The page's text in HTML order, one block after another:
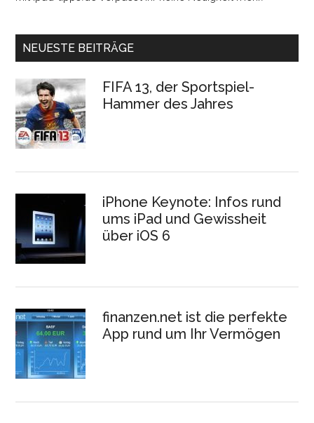
NEUESTE BEITRÄGE
FIFA 13, der Sportspiel-
Hammer des Jahres
iPhone Keynote: Infos rund
ums iPad und Gewissheit
über iOS 6
finanzen.net ist die perfekte
App rund um Ihr Vermögen